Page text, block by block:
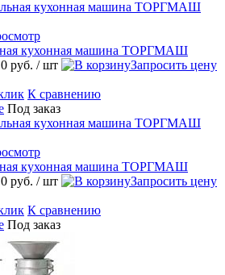
кухонная машина ТОРГМАШ
0 руб. / шт
Запросить цену
К сравнению
Под заказ
кухонная машина ТОРГМАШ
0 руб. / шт
Запросить цену
К сравнению
Под заказ